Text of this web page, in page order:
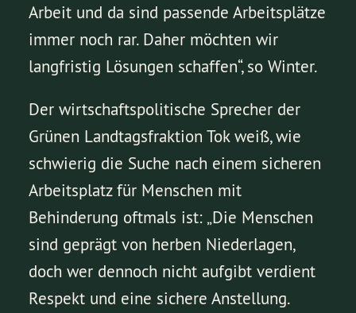
Arbeit und da sind passende Arbeitsplätze
immer noch rar. Daher möchten wir
langfristig Lösungen schaffen“, so Winter.
Der wirtschaftspolitische Sprecher der
Grünen Landtagsfraktion Tok weiß, wie
schwierig die Suche nach einem sicheren
Arbeitsplatz für Menschen mit
Behinderung oftmals ist: „Die Menschen
sind geprägt von herben Niederlagen,
doch wer dennoch nicht aufgibt verdient
Respekt und eine sichere Anstellung.